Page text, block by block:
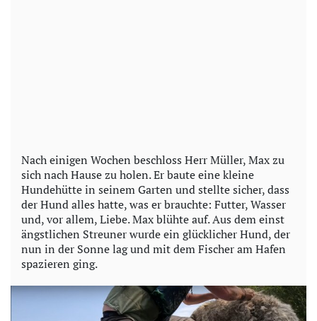
Nach einigen Wochen beschloss Herr Müller, Max zu
sich nach Hause zu holen. Er baute eine kleine
Hundehütte in seinem Garten und stellte sicher, dass
der Hund alles hatte, was er brauchte: Futter, Wasser
und, vor allem, Liebe. Max blühte auf. Aus dem einst
ängstlichen Streuner wurde ein glücklicher Hund, der
nun in der Sonne lag und mit dem Fischer am Hafen
spazieren ging.